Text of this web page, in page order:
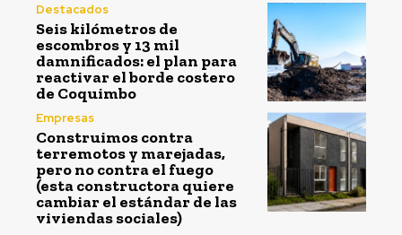
Destacados
Seis kilómetros de
escombros y 13 mil
damnificados: el plan para
reactivar el borde costero
de Coquimbo
Empresas
Construimos contra
terremotos y marejadas,
pero no contra el fuego
(esta constructora quiere
cambiar el estándar de las
viviendas sociales)